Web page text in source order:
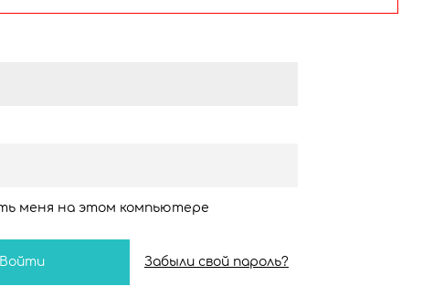
меня на этом компьютере
Забыли свой пароль?